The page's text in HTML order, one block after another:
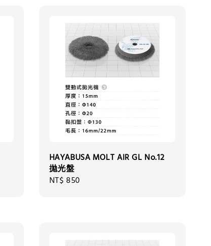
HAYABUSA MOLT AIR GL No.12
拋光盤
Regular
NT$ 850